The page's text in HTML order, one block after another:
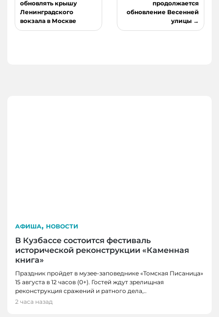
по
записям
обновлять крышу
Ленинградского
вокзала в Москве
продолжается
обновление Весенней
улицы
АФИША, НОВОСТИ
В Кузбассе состоится фестиваль
исторической реконструкции «Каменная
книга»
Праздник пройдет в музее-заповеднике «Томская Писаница»
15 августа в 12 часов (0+). Гостей ждут зрелищная
реконструкция сражений и ратного дела,..
2 часа назад